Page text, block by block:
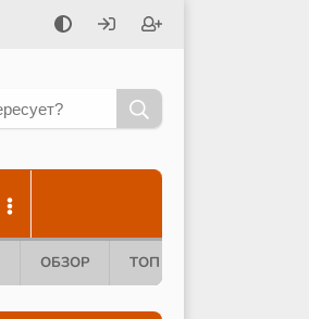
ОБЗОР ТОП 10